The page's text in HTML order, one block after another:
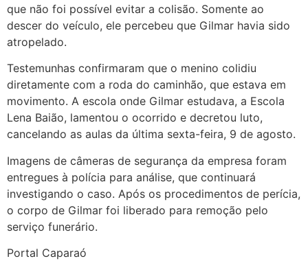
que não foi possível evitar a colisão. Somente ao
descer do veículo, ele percebeu que Gilmar havia sido
atropelado.
Testemunhas confirmaram que o menino colidiu
diretamente com a roda do caminhão, que estava em
movimento. A escola onde Gilmar estudava, a Escola
Lena Baião, lamentou o ocorrido e decretou luto,
cancelando as aulas da última sexta-feira, 9 de agosto.
Imagens de câmeras de segurança da empresa foram
entregues à polícia para análise, que continuará
investigando o caso. Após os procedimentos de perícia,
o corpo de Gilmar foi liberado para remoção pelo
serviço funerário.
Portal Caparaó